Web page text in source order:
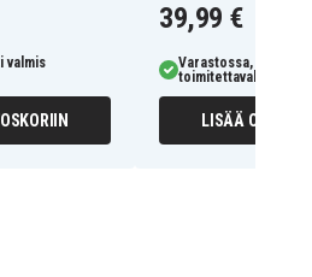
valmis
39,99 €
Varastossa, heti
toimitettavaksi
LISÄÄ